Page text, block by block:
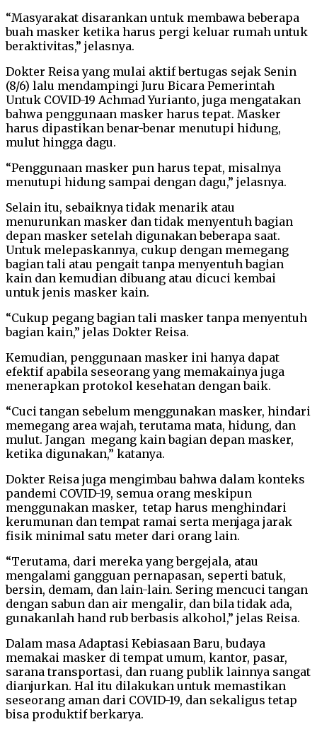
“Masyarakat disarankan untuk membawa beberapa
buah masker ketika harus pergi keluar rumah untuk
beraktivitas,” jelasnya.
Dokter Reisa yang mulai aktif bertugas sejak Senin
(8/6) lalu mendampingi Juru Bicara Pemerintah
Untuk COVID-19 Achmad Yurianto, juga mengatakan
bahwa penggunaan masker harus tepat. Masker
harus dipastikan benar-benar menutupi hidung,
mulut hingga dagu.
“Penggunaan masker pun harus tepat, misalnya
menutupi hidung sampai dengan dagu,” jelasnya.
Selain itu, sebaiknya tidak menarik atau
menurunkan masker dan tidak menyentuh bagian
depan masker setelah digunakan beberapa saat.
Untuk melepaskannya, cukup dengan memegang
bagian tali atau pengait tanpa menyentuh bagian
kain dan kemudian dibuang atau dicuci kembai
untuk jenis masker kain.
“Cukup pegang bagian tali masker tanpa menyentuh
bagian kain,” jelas Dokter Reisa.
Kemudian, penggunaan masker ini hanya dapat
efektif apabila seseorang yang memakainya juga
menerapkan protokol kesehatan dengan baik.
“Cuci tangan sebelum menggunakan masker, hindari
memegang area wajah, terutama mata, hidung, dan
mulut. Jangan megang kain bagian depan masker,
ketika digunakan,” katanya.
Dokter Reisa juga mengimbau bahwa dalam konteks
pandemi COVID-19, semua orang meskipun
menggunakan masker, tetap harus menghindari
kerumunan dan tempat ramai serta menjaga jarak
fisik minimal satu meter dari orang lain.
“Terutama, dari mereka yang bergejala, atau
mengalami gangguan pernapasan, seperti batuk,
bersin, demam, dan lain-lain. Sering mencuci tangan
dengan sabun dan air mengalir, dan bila tidak ada,
gunakanlah hand rub berbasis alkohol,” jelas Reisa.
Dalam masa Adaptasi Kebiasaan Baru, budaya
memakai masker di tempat umum, kantor, pasar,
sarana transportasi, dan ruang publik lainnya sangat
dianjurkan. Hal itu dilakukan untuk memastikan
seseorang aman dari COVID-19, dan sekaligus tetap
bisa produktif berkarya.